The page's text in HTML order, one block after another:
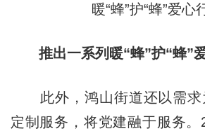
暖“蜂”护“蜂”爱心
推出一系列暖“蜂”护“蜂”
此外，鸿山街道还以需求
定制服务，将党建融于服务